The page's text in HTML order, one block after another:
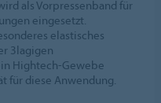
als Vorpressenband für
eingesetzt.
elastisches
3lagigen
Hightech-Gewebe
für diese Anwendung.